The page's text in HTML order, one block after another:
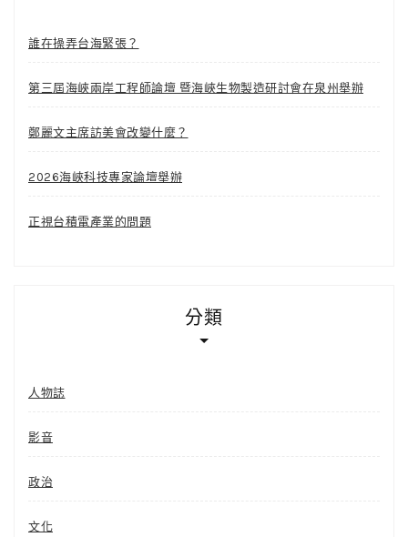
誰在操弄台海緊張？
第三屆海峽兩岸工程師論壇 暨海峽生物製造研討會在泉州舉辦
鄭麗文主席訪美會改變什麼？
2026海峽科技專家論壇舉辦
正視台積電產業的問題
分類
人物誌
影音
政治
文化